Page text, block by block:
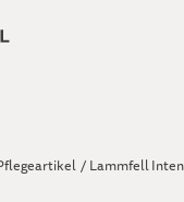
/ Lammfell